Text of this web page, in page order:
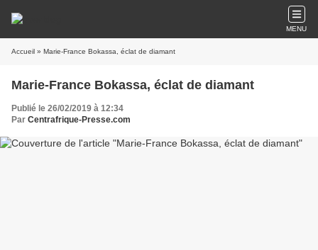
MENU
Accueil » Marie-France Bokassa, éclat de diamant
Marie-France Bokassa, éclat de diamant
Publié le 26/02/2019 à 12:34
Par Centrafrique-Presse.com